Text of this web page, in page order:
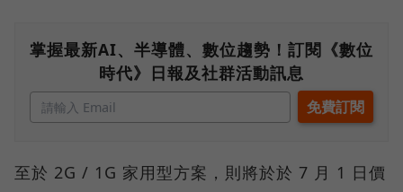
掌握最新AI、半導體、數位趨勢！訂閱《數位
時代》日報及社群活動訊息
至於 2G / 1G 家用型方案，則將於於 7 月 1 日價